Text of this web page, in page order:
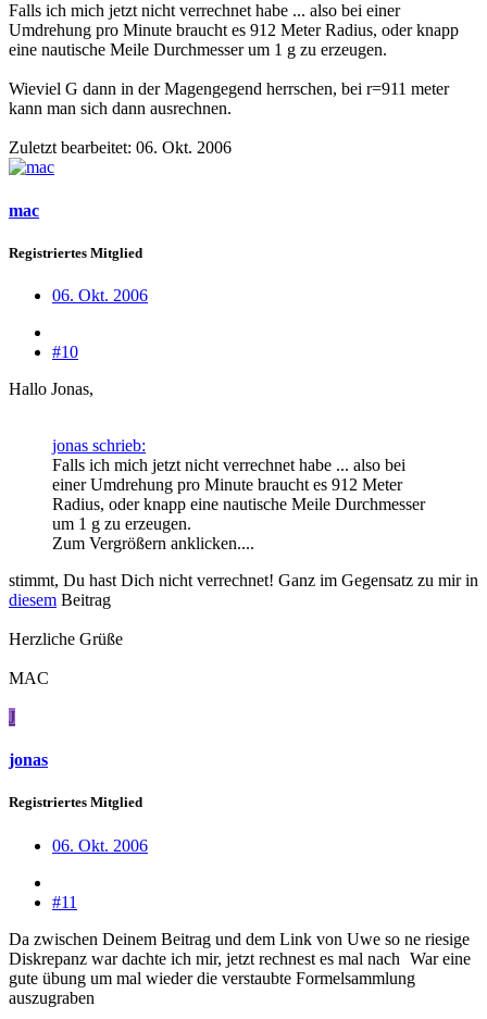
Falls ich mich jetzt nicht verrechnet habe ... also bei einer
Umdrehung pro Minute braucht es 912 Meter Radius, oder knapp
eine nautische Meile Durchmesser um 1 g zu erzeugen.
Wieviel G dann in der Magengegend herrschen, bei r=911 meter
kann man sich dann ausrechnen.
Zuletzt bearbeitet: 06. Okt. 2006
mac
Registriertes Mitglied
06. Okt. 2006
#10
Hallo Jonas,
jonas schrieb:
Falls ich mich jetzt nicht verrechnet habe ... also bei
einer Umdrehung pro Minute braucht es 912 Meter
Radius, oder knapp eine nautische Meile Durchmesser
um 1 g zu erzeugen.
Zum Vergrößern anklicken....
stimmt, Du hast Dich nicht verrechnet! Ganz im Gegensatz zu mir in
diesem Beitrag
Herzliche Grüße
MAC
J
jonas
Registriertes Mitglied
06. Okt. 2006
#11
Da zwischen Deinem Beitrag und dem Link von Uwe so ne riesige
Diskrepanz war dachte ich mir, jetzt rechnest es mal nach War eine
gute übung um mal wieder die verstaubte Formelsammlung
auszugraben